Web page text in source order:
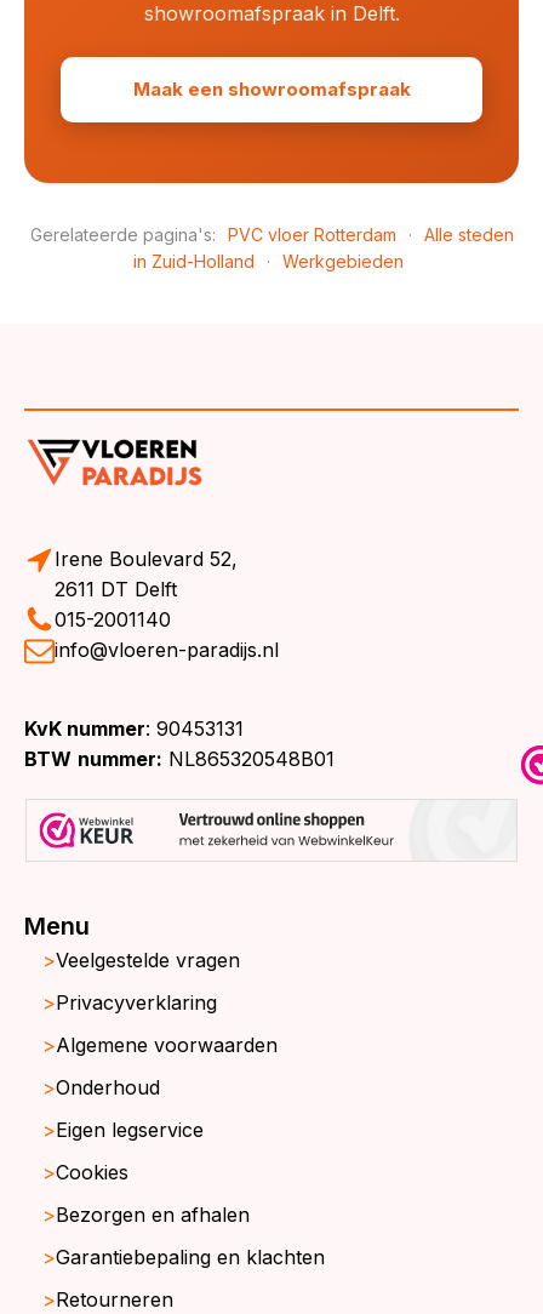
showroomafspraak in Delft.
Maak een showroomafspraak
Gerelateerde pagina's: PVC vloer Rotterdam ·
Alle steden
in Zuid-Holland
· Werkgebieden
Irene Boulevard 52,
2611 DT Delft
015-2001140
info@vloeren-paradijs.nl
KvK nummer: 90453131
BTW nummer: NL865320548B01
Menu
Veelgestelde vragen
Privacyverklaring
Algemene voorwaarden
Onderhoud
Eigen legservice
Cookies
Bezorgen en afhalen
Garantiebepaling en klachten
Retourneren